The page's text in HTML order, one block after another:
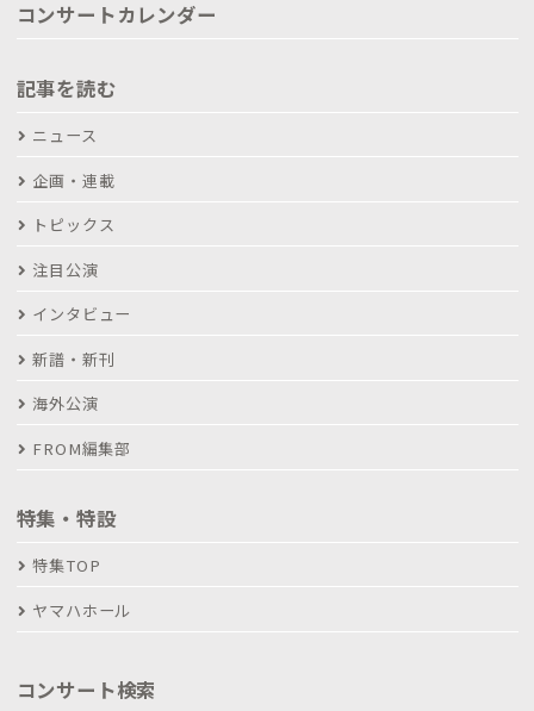
コンサートカレンダー
記事を読む
ニュース
企画・連載
トピックス
注目公演
インタビュー
新譜・新刊
海外公演
FROM編集部
特集・特設
特集TOP
ヤマハホール
コンサート検索